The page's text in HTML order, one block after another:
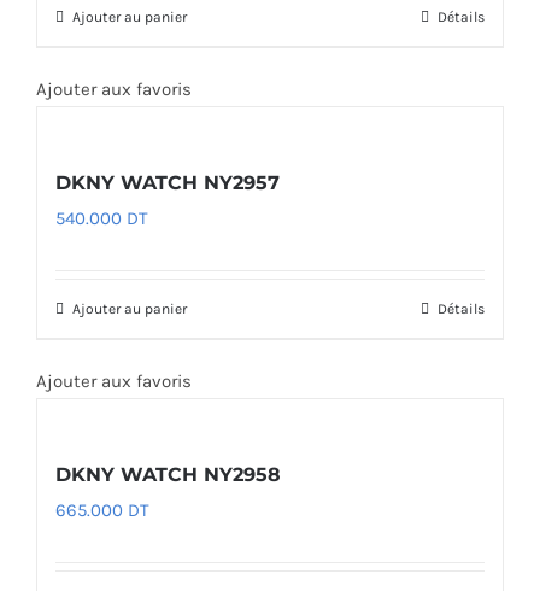
Ajouter au panier Détails
Ajouter aux favoris
DKNY WATCH NY2957
540.000 DT
Ajouter au panier Détails
Ajouter aux favoris
DKNY WATCH NY2958
665.000 DT